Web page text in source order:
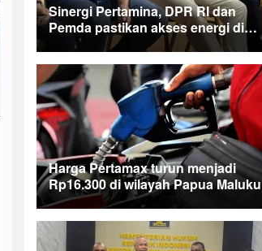
Sinergi Pertamina, DPR RI dan
Pemda pastikan akses energi di
Teluk Bintuni
Harga Pertamax turun menjadi
Rp16.300 di wilayah Papua Maluku